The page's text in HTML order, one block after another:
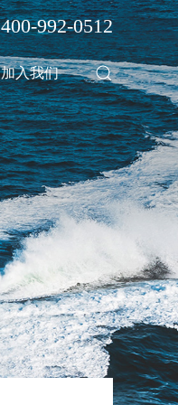
400-992-0512
加入我们